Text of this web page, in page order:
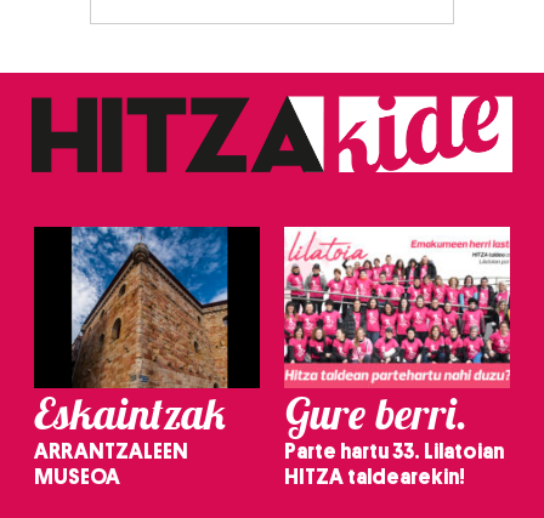
Eskaintzak
ARRANTZALEEN
MUSEOA
Gure berri.
Parte hartu 33. Lilatoian
HITZA taldearekin!